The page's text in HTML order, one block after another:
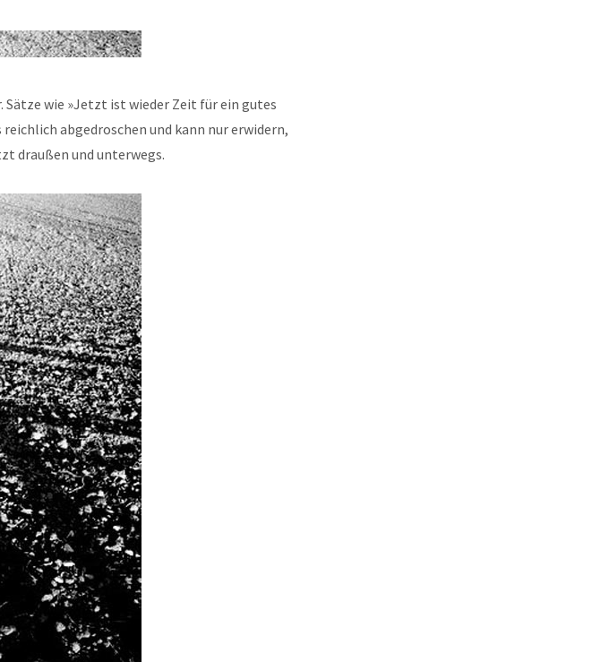
Sätze wie »Jetzt ist wieder Zeit für ein gutes
abgedroschen und kann nur erwidern,
draußen und unterwegs.